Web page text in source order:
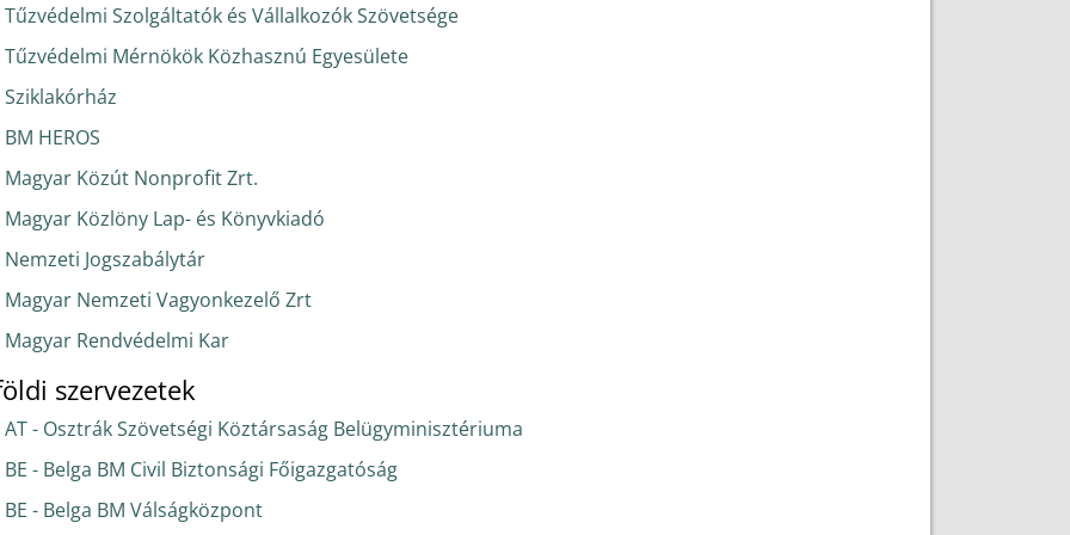
Tűzvédelmi Szolgáltatók és Vállalkozók Szövetsége
Tűzvédelmi Mérnökök Közhasznú Egyesülete
Sziklakórház
BM HEROS
Magyar Közút Nonprofit Zrt.
Magyar Közlöny Lap- és Könyvkiadó
Nemzeti Jogszabálytár
Magyar Nemzeti Vagyonkezelő Zrt
Magyar Rendvédelmi Kar
szervezetek
AT - Osztrák Szövetségi Köztársaság Belügyminisztériuma
BE - Belga BM Civil Biztonsági Főigazgatóság
BE - Belga BM Válságközpont